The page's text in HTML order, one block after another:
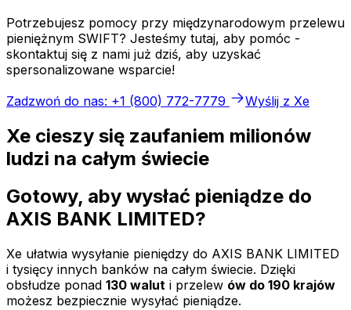
Potrzebujesz pomocy przy międzynarodowym przelewu
pieniężnym SWIFT? Jesteśmy tutaj, aby pomóc -
skontaktuj się z nami już dziś, aby uzyskać
spersonalizowane wsparcie!
Zadzwoń do nas: +1 (800) 772-7779
Wyślij z Xe
Xe cieszy się zaufaniem milionów
ludzi na całym świecie
Gotowy, aby wysłać pieniądze do
AXIS BANK LIMITED?
Xe ułatwia wysyłanie pieniędzy do AXIS BANK LIMITED
i tysięcy innych banków na całym świecie. Dzięki
obsłudze ponad 130 walut i przelew ów do 190 krajów
możesz bezpiecznie wysyłać pieniądze.